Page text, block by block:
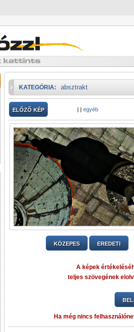
KATEGÓRIA: absztrakt
ELŐZŐ KÉP | | egyéb
KÖZEPES EREDETI
A képek
teljes szövegének
Ha még nincs